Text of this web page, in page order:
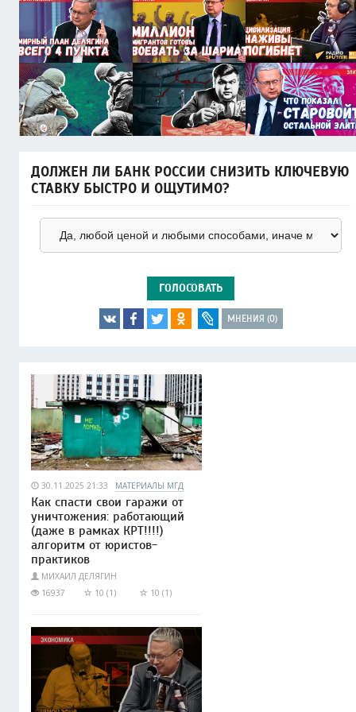
ДОЛЖЕН ЛИ БАНК РОССИИ СНИЗИТЬ КЛЮЧЕВУЮ
СТАВКУ БЫСТРО И ОЩУТИМО?
ГОЛОСОВАТЬ
МНЕНИЯ (0)
30.11.2025 21:33 МАТЕРИАЛЫ МГД
Как спасти свои гаражи от
уничтожения: работающий
(даже в рамках КРТ!!!!)
алгоритм от юристов-
практиков
МИХАИЛ ДЕЛЯГИН
16937
10 (1) 10 (1)